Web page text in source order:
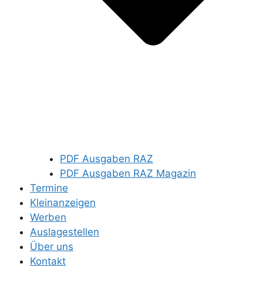
PDF Ausgaben RAZ
PDF Ausgaben RAZ Magazin
Termine
Kleinanzeigen
Werben
Auslagestellen
Über uns
Kontakt